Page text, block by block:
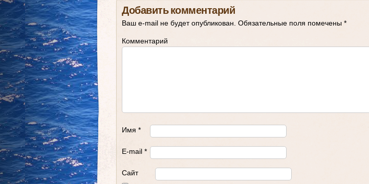
Добавить комментарий
Ваш e-mail не будет опубликован. Обязательные поля помечены *
Комментарий
Имя *
E-mail *
Сайт